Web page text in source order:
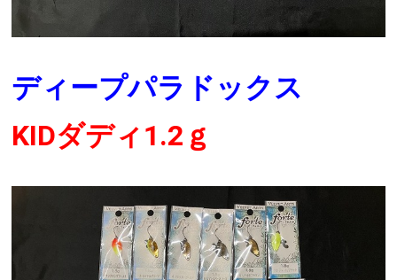
ディープパラドックス
KIDダディ1.2ｇ